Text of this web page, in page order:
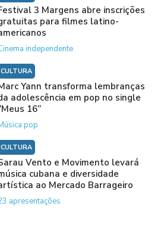
3 Margens abre inscrições
para filmes latino-
independente
CULTURA
Yann transforma lembranças
adolescência em pop no single
16”
pop
CULTURA
Vento e Movimento levará
cubana e diversidade
ao Mercado Barrageiro
apresentações